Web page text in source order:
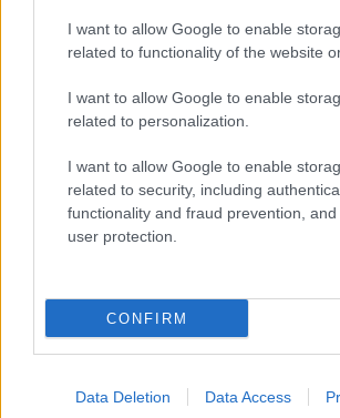
I want to allow Google to enable
related to functionality of the website
I want to allow Google to enable
related to personalization.
I want to allow Google to enable
related to security, including
functionality and fraud prevention,
user protection.
CONFIRM
Data Deletion Data Access
Új gyalogosátkelők és
csomópont épül
Másfélszeresére
Hódmezővásárhely jó
HÍRLEVÉL